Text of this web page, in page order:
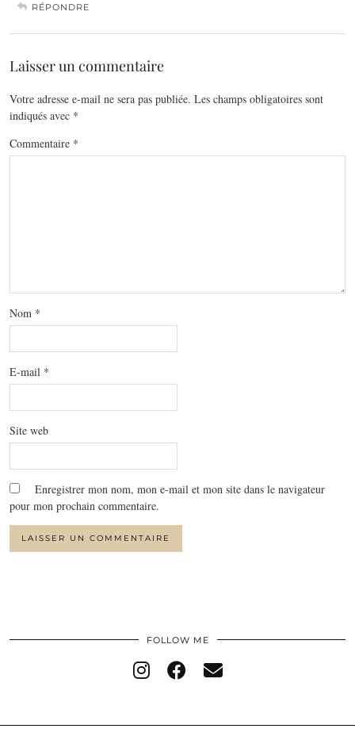
RÉPONDRE
Laisser un commentaire
Votre adresse e-mail ne sera pas publiée. Les champs obligatoires sont
indiqués avec *
Commentaire *
Nom *
E-mail *
Site web
Enregistrer mon nom, mon e-mail et mon site dans le navigateur
pour mon prochain commentaire.
FOLLOW ME